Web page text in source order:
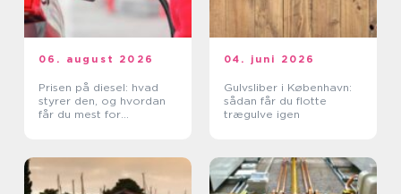
06. august 2026
Prisen på diesel: hvad
styrer den, og hvordan
får du mest for
04. juni 2026
Gulvsliber i København:
sådan får du flotte
trægulve igen